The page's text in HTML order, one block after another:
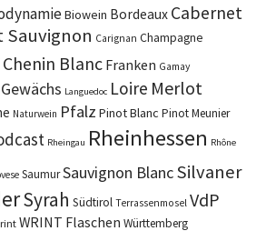
Biowein Bordeaux Cabernet
Sauvignon Carignan Champagne
Chenin Blanc Franken Gamay
Languedoc Loire Merlot
Naturwein Pfalz Pinot Blanc Pinot Meunier
Rheingau Rheinhessen Rhône
SaumurSauvignon BlancSilvaner
Syrah Südtirol Terrassenmosel VdP
WRINT Flaschen Württemberg